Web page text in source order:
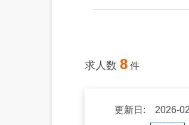
求人数 8 件
更新日: 2026-